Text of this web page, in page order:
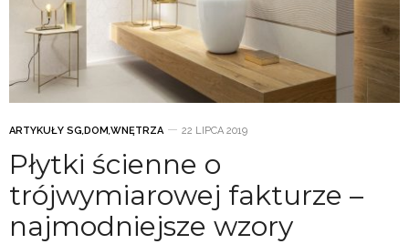
ARTYKUŁY SG DOM WNĘTRZA 22 LIPCA 2019
Płytki ścienne o
trójwymiarowej fakturze –
najmodniejsze wzory